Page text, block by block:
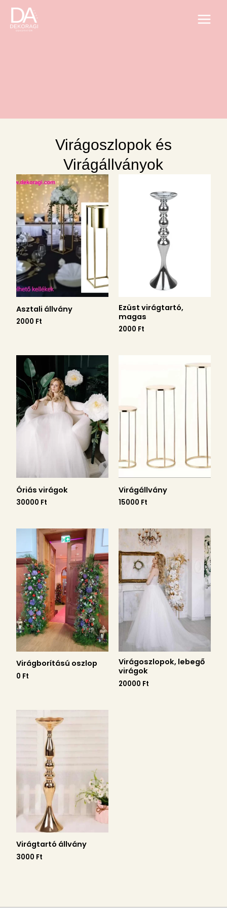
Skip
content
Menu
Virágoszlopok és
Virágállványok
Asztali állvány
2000 Ft
Ezüst virágtartó,
magas
2000 Ft
Óriás virágok
30000 Ft
Virágállvány
15000 Ft
Virágborítású oszlop
0 Ft
Virágoszlopok, lebegő
virágok
20000 Ft
Virágtartó állvány
3000 Ft